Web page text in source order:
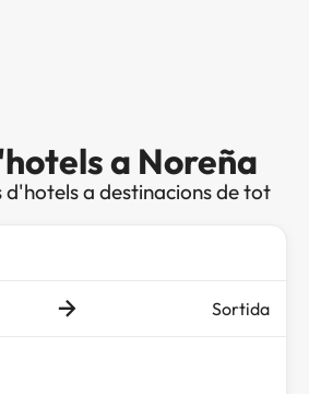
a Noreña
d'hotels a destinacions de tot
Sortida